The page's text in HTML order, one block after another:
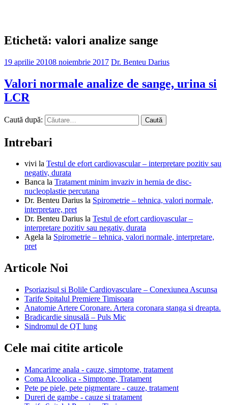
Etichetă: valori analize sange
19 aprilie 20108 noiembrie 2017 Dr. Benteu Darius
Valori normale analize de sange, urina si
LCR
Caută după:
Intrebari
vivi la Testul de efort cardiovascular – interpretare pozitiv sau
negativ, durata
Banca la Tratament minim invaziv in hernia de disc-
nucleoplastie percutana
Dr. Benteu Darius la Spirometrie – tehnica, valori normale,
interpretare, pret
Dr. Benteu Darius la Testul de efort cardiovascular –
interpretare pozitiv sau negativ, durata
Agela la Spirometrie – tehnica, valori normale, interpretare,
pret
Articole Noi
Psoriazisul si Bolile Cardiovasculare – Conexiunea Ascunsa
Tarife Spitalul Premiere Timisoara
Anatomie Artere Coronare. Artera coronara stanga si dreapta.
Bradicardie sinusală – Puls Mic
Sindromul de QT lung
Cele mai citite articole
Mancarime anala - cauze, simptome, tratament
Coma Alcoolica - Simptome, Tratament
Pete pe piele, pete pigmentare - cauze, tratament
Dureri de gambe - cauze si tratament